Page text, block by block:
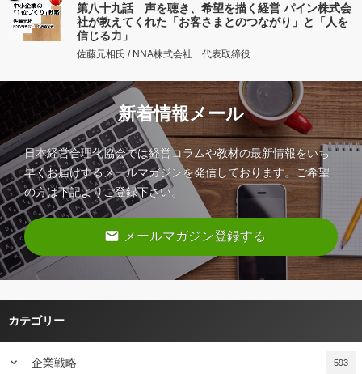
第八十九話 声を聴き、希望を描く経営 パイン株式会
社が教えてくれた「お客さまとのつながり」と「人を
信じる力」
佐藤元相氏 / NNA株式会社 代表取締役
新着情報メール
日本経営合理化協会では経営コラムや教材の最新情報をいち
早くお届けするメールマガジンを発信しております。ご希望
の方は下記よりご登録下さい。
email メールマガジン登録する
カテゴリー
keyboard_arrow_down 企業戦略 593